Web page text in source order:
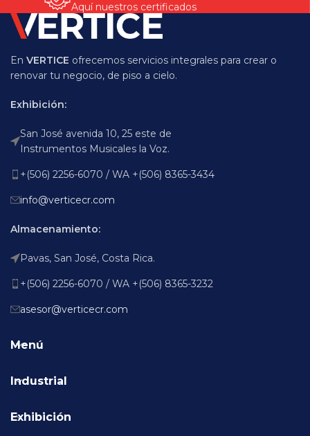
Aquí nuestros certificados
En VERTICE ofrecemos servicios integrales para crear o
renovar tu negocio, de piso a cielo.
Exhibición:
San José avenida 10, 25 este de
Instrumentos Musicales la Voz.
+(506) 2256-6070 / WA +(506) 8365-3434
info@verticecr.com
Almacenamiento:
Pavas, San José, Costa Rica.
+(506) 2256-6070 / WA +(506) 8365-3232
asesor@verticecr.com
Menú
Industrial
Exhibición